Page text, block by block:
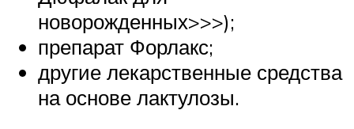
новорожденных>>>);
препарат Форлакс;
другие лекарственные средства
на основе лактулозы.